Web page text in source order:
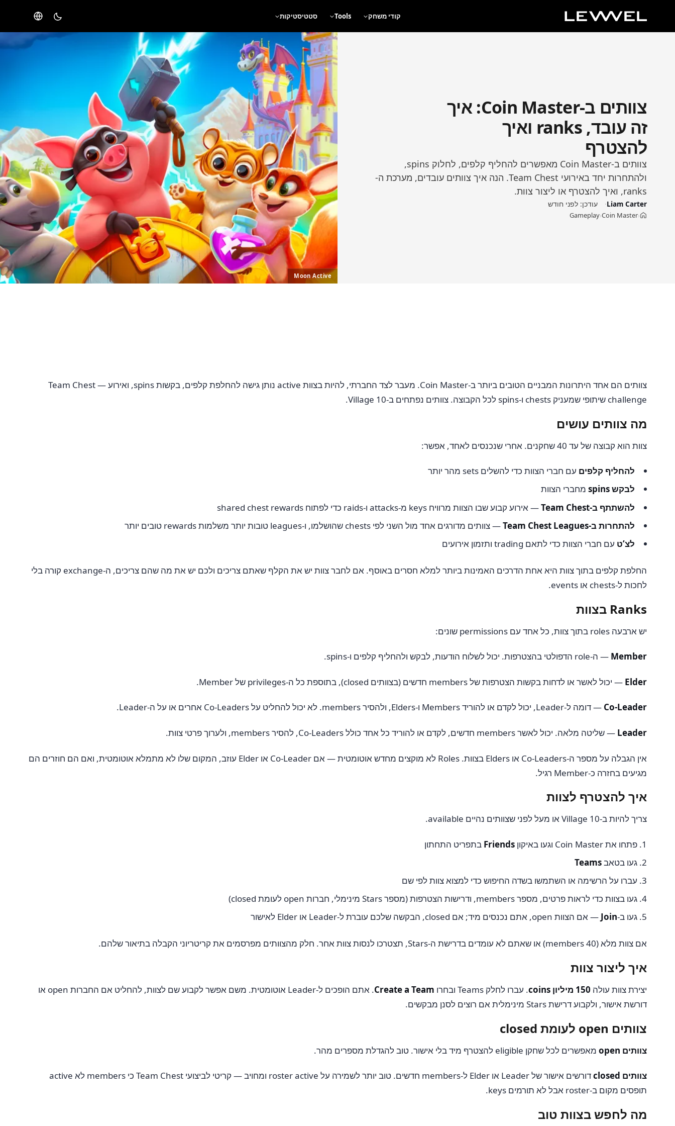
קודי משחק Tools סטטיסטיקות
צוותים ב-Coin Master: איך
זה עובד, ranks ואיך
להצטרף
צוותים ב-Coin Master מאפשרים להחליף קלפים, לחלוק spins,
ולהתחרות יחד באירועי Team Chest. הנה איך צוותים עובדים, מערכת ה-
ranks, ואיך להצטרף או ליצור צוות.
Liam Carter עודכן: לפני חודש
בית
›
Coin Master
›
Gameplay
Moon Active
צוותים הם אחד היתרונות המבניים הטובים ביותר ב-Coin Master. מעבר לצד החברתי, להיות בצוות active נותן גישה להחלפת קלפים, בקשות spins, ואירוע Team Chest —
challenge שיתופי שמעניק chests ו-spins לכל הקבוצה. צוותים נפתחים ב-Village 10.
מה צוותים עושים
צוות הוא קבוצה של עד 40 שחקנים. אחרי שנכנסים לאחד, אפשר:
להחליף קלפים עם חברי הצוות כדי להשלים sets מהר יותר
לבקש spins
מחברי הצוות
להשתתף ב-Team Chest
— אירוע קבוע שבו הצוות מרוויח keys מ-attacks ו-raids כדי לפתוח shared chest rewards
להתחרות ב-Team Chest Leagues
— צוותים מדורגים אחד מול השני לפי chests שהושלמו, ו-leagues טובות יותר משלמות rewards טובים יותר
לצ’ט עם חברי הצוות כדי לתאם trading ותזמון אירועים
החלפת קלפים בתוך צוות היא אחת הדרכים האמינות ביותר למלא חסרים באוסף. אם לחבר צוות יש את הקלף שאתם צריכים ולכם יש את מה שהם צריכים, ה-exchange קורה בלי
לחכות ל-chests או events.
Ranks בצוות
יש ארבעה roles בתוך צוות, כל אחד עם permissions שונים:
Member — ה-role הדפולטי בהצטרפות. יכול לשלוח הודעות, לבקש ולהחליף קלפים ו-spins.
Elder — יכול לאשר או לדחות בקשות הצטרפות של members חדשים (בצוותים closed), בתוספת כל ה-privileges של Member.
Co-Leader — דומה ל-Leader, יכול לקדם או להוריד Members ו-Elders, ולהסיר members. לא יכול להחליט על Co-Leaders אחרים או על ה-Leader.
Leader — שליטה מלאה. יכול לאשר members חדשים, לקדם או להוריד כל אחד כולל Co-Leaders, להסיר members, ולערוך פרטי צוות.
אין הגבלה על מספר ה-Co-Leaders או Elders בצוות. Roles לא מוקצים מחדש אוטומטית — אם Co-Leader או Elder עוזב, המקום שלו לא מתמלא אוטומטית, ואם הם חוזרים הם
מגיעים בחזרה כ-Member רגיל.
איך להצטרף לצוות
צריך להיות ב-Village 10 או מעל לפני שצוותים נהיים available.
פתחו את Coin Master וגעו באיקון Friends בתפריט התחתון
געו בטאבTeams
עברו על הרשימה או השתמשו בשדה החיפוש כדי למצוא צוות לפי שם
געו בצוות כדי לראות פרטים, מספר members, ודרישות הצטרפות (מספר Stars מינימלי, חברות open לעומת closed)
געו ב-Join — אם הצוות open, אתם נכנסים מיד; אם closed, הבקשה שלכם עוברת ל-Leader או Elder לאישור
אם צוות מלא (40 members) או שאתם לא עומדים בדרישת ה-Stars, תצטרכו לנסות צוות אחר. חלק מהצוותים מפרסמים את קריטריוני הקבלה בתיאור שלהם.
איך ליצור צוות
יצירת צוות עולה 150 מיליון coins . עברו לחלק Teams ובחרו Create a Team
. אתם הופכים ל-Leader אוטומטית. משם אפשר לקבוע שם לצוות, להחליט אם החברות open או
דורשת אישור, ולקבוע דרישת Stars מינימלית אם רוצים לסנן מבקשים.
צוותים open לעומת closed
צוותים open מאפשרים לכל שחקן eligible להצטרף מיד בלי אישור. טוב להגדלת מספרים מהר.
צוותים closed
דורשים אישור של Leader או Elder ל-members חדשים. טוב יותר לשמירה על roster active ומחויב — קריטי לביצועי Team Chest כי members לא active
תופסים מקום ב-roster אבל לא תורמים keys.
מה לחפש בצוות טוב